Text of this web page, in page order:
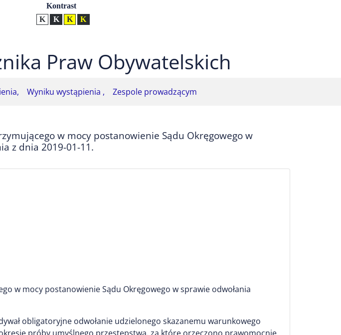
UstawieniaKontrast
Kontrast normalny
Kontrast biały tekst na czarnym
Kontrast czarny tekst na żółtym
Praw Obywatelskich
Wyniku wystąpienia , Zespole prowadzącym
w mocy postanowienie Sądu Okręgowego w
z dnia 2019-01-11.
w mocy postanowienie Sądu Okręgowego w sprawie odwołania
obligatoryjne odwołanie udzielonego skazanemu warunkowego